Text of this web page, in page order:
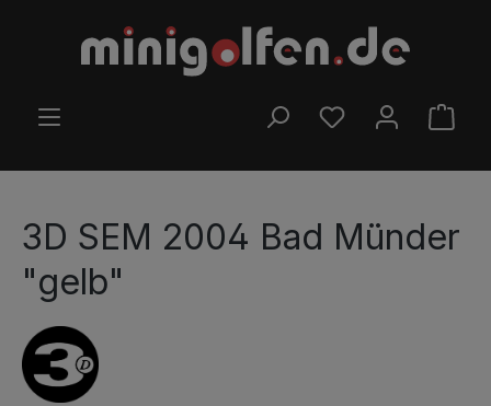
Zum Hauptinhalt springen
DU HAST 0
3D SEM 2004 Bad Münder
"gelb"